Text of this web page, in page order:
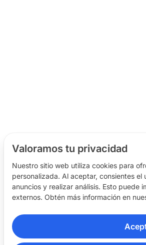
Valoramos tu privacidad
Nuestro sitio web utiliza cookies para
personalizada. Al aceptar, consientes
anuncios y realizar análisis. Esto puede
externos. Obtén más información en